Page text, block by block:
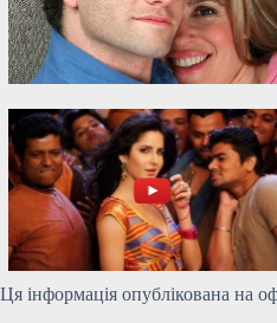
Ця інформація опублікована на